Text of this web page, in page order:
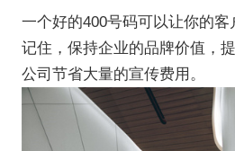
一个好的400号码可以让你的
记住，保持企业的品牌价值，
公司节省大量的宣传费用。